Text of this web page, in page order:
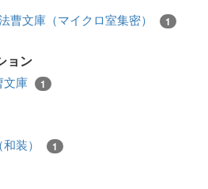
曹文庫（マイクロ室集密） 1
ョン
文庫 1
装） 1